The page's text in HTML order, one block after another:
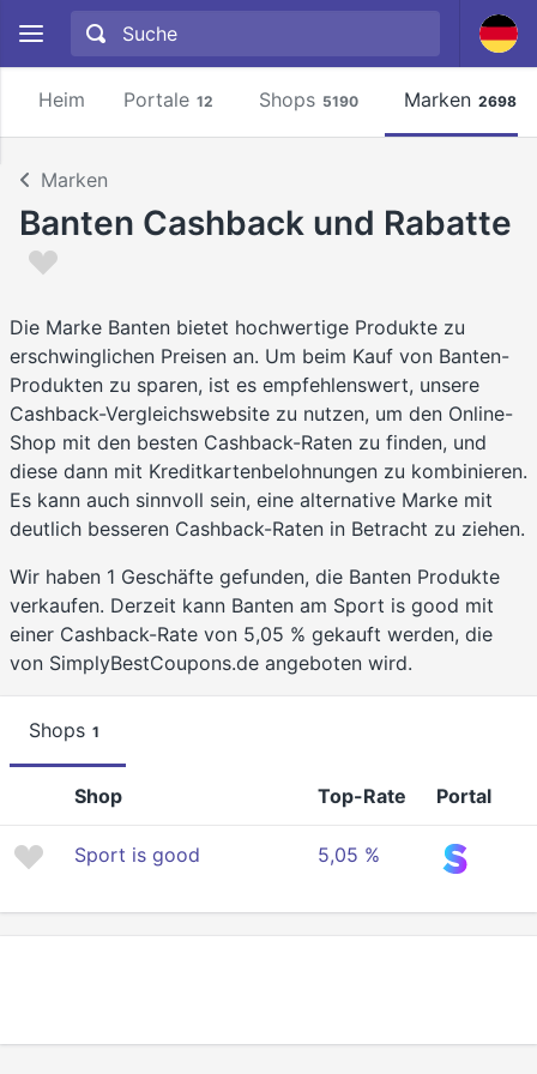
Heim Portale 12 Shops 5190 Marken 2698
Marken
Banten Cashback und Rabatte
Die Marke Banten bietet hochwertige Produkte zu
erschwinglichen Preisen an. Um beim Kauf von Banten-
Produkten zu sparen, ist es empfehlenswert, unsere
Cashback-Vergleichswebsite zu nutzen, um den Online-
Shop mit den besten Cashback-Raten zu finden, und
diese dann mit Kreditkartenbelohnungen zu kombinieren.
Es kann auch sinnvoll sein, eine alternative Marke mit
deutlich besseren Cashback-Raten in Betracht zu ziehen.
Wir haben 1 Geschäfte gefunden, die Banten Produkte
verkaufen. Derzeit kann Banten am Sport is good mit
einer Cashback-Rate von 5,05 % gekauft werden, die
von SimplyBestCoupons.de angeboten wird.
Shops 1
Shop Top-Rate Portal
Sport is good 5,05 %